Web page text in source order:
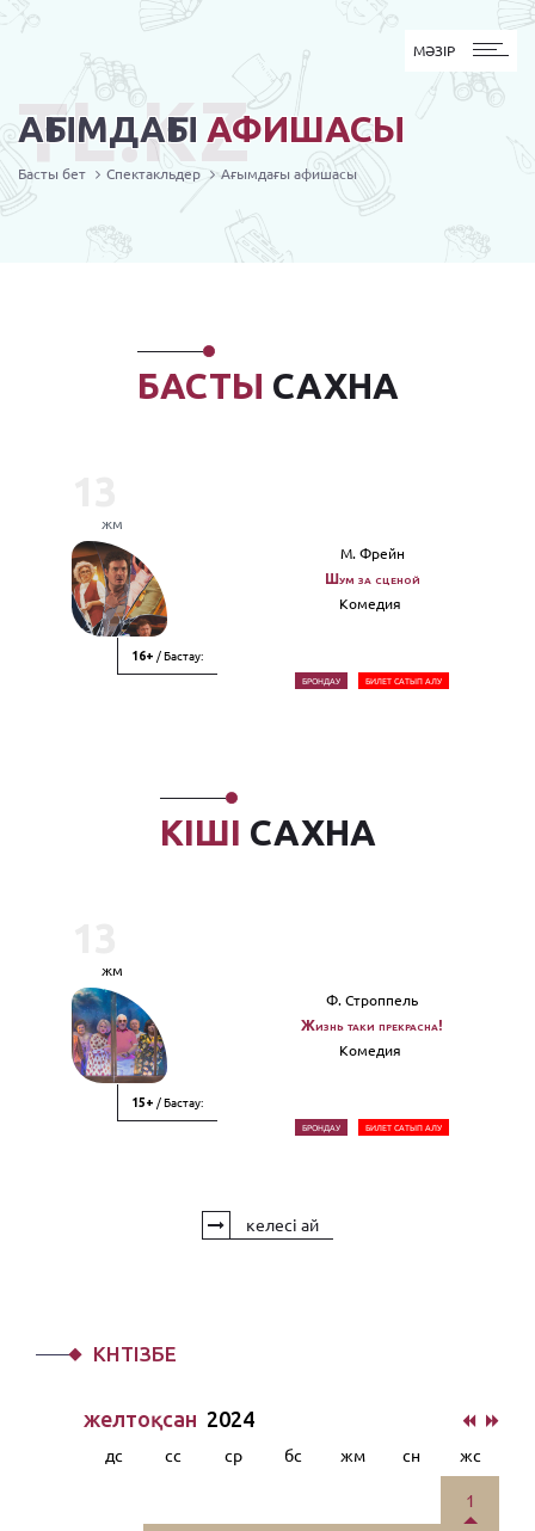
MӘЗІР
МӘЗІР
АҒЫМДАҒЫ АФИШАСЫ
TL.KZ
Басты бет Спектакльдер Ағымдағы афишасы
БАСТЫ САХНА
жм
16+ / Бастау:
М. Фрейн
Шум за сценой
Комедия
БРОНДАУ БИЛЕТ САТЫП АЛУ
КІШІ САХНА
жм
15+ / Бастау:
Ф. Строппель
Жизнь таки прекрасна!
Комедия
БРОНДАУ БИЛЕТ САТЫП АЛУ
келесі ай
КҮНТІЗБЕ
желтоқсан 2024
дс сс ср бс жм сн жс
1